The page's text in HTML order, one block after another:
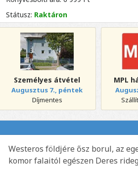
Státusz: Raktáron
Személyes átvétel
Augusztus 7., péntek
Díjmentes
MPL
Westeros földjére ősz borul, az
komor falaitól egészen Deres